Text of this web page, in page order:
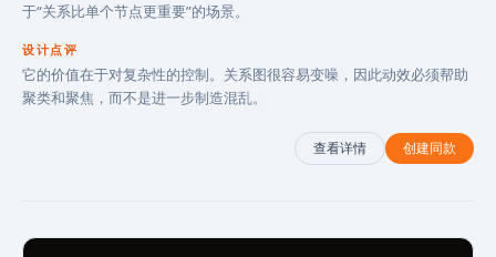
于“关系比单个节点更重要”的场景。
设计点评
它的价值在于对复杂性的控制。关系图很容易变噪，因此动效必须帮助
聚类和聚焦，而不是进一步制造混乱。
查看详情 创建同款